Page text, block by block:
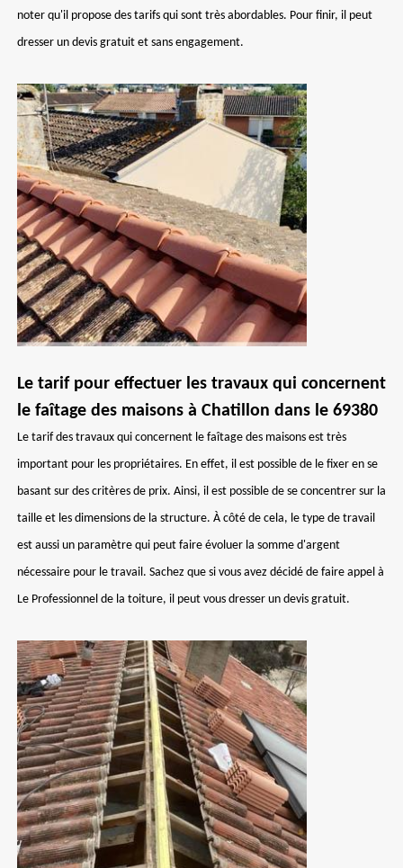
noter qu'il propose des tarifs qui sont très abordables. Pour finir, il peut
dresser un devis gratuit et sans engagement.
Le tarif pour effectuer les travaux qui concernent
le faîtage des maisons à Chatillon dans le 69380
Le tarif des travaux qui concernent le faîtage des maisons est très
important pour les propriétaires. En effet, il est possible de le fixer en se
basant sur des critères de prix. Ainsi, il est possible de se concentrer sur la
taille et les dimensions de la structure. À côté de cela, le type de travail
est aussi un paramètre qui peut faire évoluer la somme d'argent
nécessaire pour le travail. Sachez que si vous avez décidé de faire appel à
Le Professionnel de la toiture, il peut vous dresser un devis gratuit.